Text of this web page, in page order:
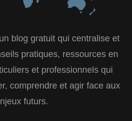
blog gratuit qui centralise et
pratiques, ressources en
et professionnels qui
comprendre et agir face aux
futurs.